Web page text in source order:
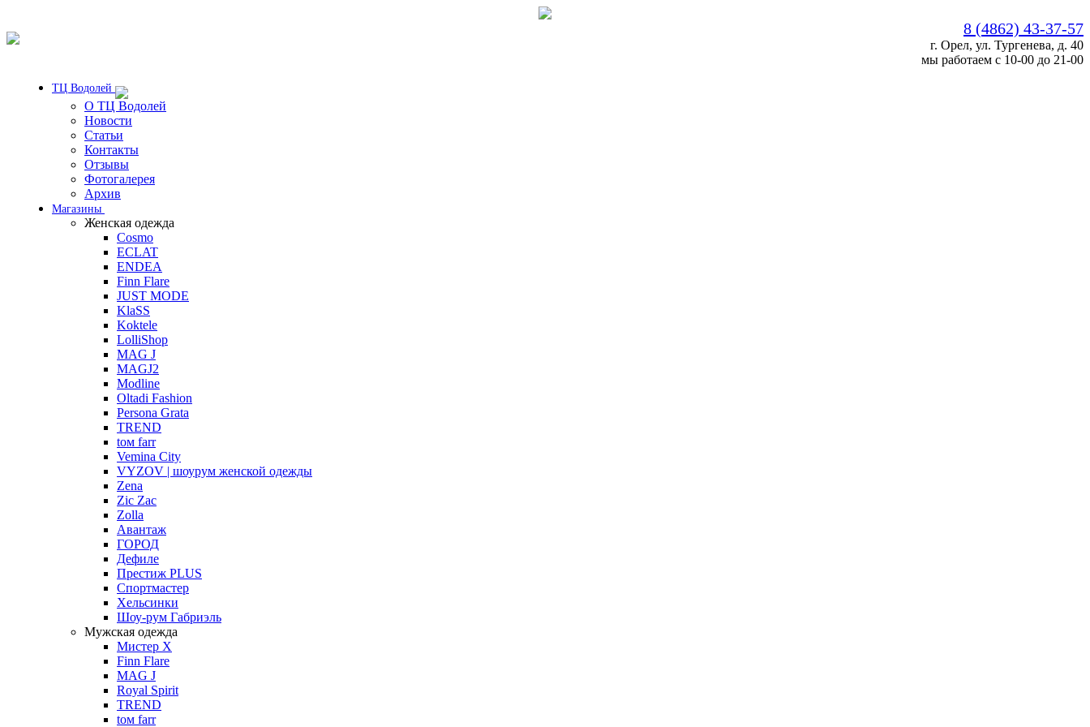
8 (4862) 43-37-57
г. Орел, ул. Тургенева, д. 40
мы работаем с 10-00 до 21-00
ТЦ Водолей
О ТЦ Водолей
Новости
Статьи
Контакты
Отзывы
Фотогалерея
Архив
Магазины
Женская одежда
Cosmo
ECLAT
ENDEA
Finn Flare
JUST MODE
KlaSS
Koktele
LolliShop
MAG J
MAGJ2
Modline
Oltadi Fashion
Persona Grata
TREND
tом farr
Vemina City
VYZOV | шоурум женской одежды
Zena
Zic Zac
Zolla
Авантаж
ГОРОД
Дефиле
Престиж PLUS
Спортмастер
Хельсинки
Шоу-рум Габриэль
Мужская одежда
Мистер X
Finn Flare
MAG J
Royal Spirit
TREND
tом farr